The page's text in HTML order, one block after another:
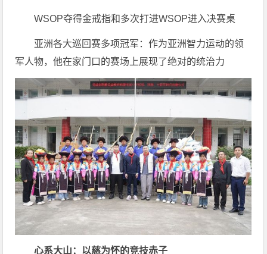
WSOP夺得金戒指和多次打进WSOP进入决赛桌
亚洲各大巡回赛多项冠军：作为亚洲智力运动的领
军人物，他在家门口的赛场上展现了绝对的统治力
心系大山：以慈为怀的竞技赤子